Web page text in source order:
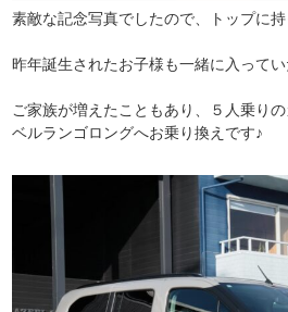
素敵な記念写真でしたので、トップに
昨年誕生されたお子様も一緒に入ってい
ご家族が増えたこともあり、５人乗り
ベルランゴロングへお乗り換えです♪